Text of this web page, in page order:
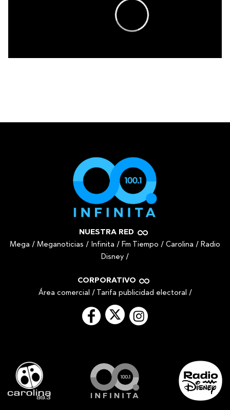
NUESTRA RED
Mega / Meganoticias / Infinita / Fm Tiempo / Carolina / Radio
Disney /
CORPORATIVO
Área comercial / Tarifa publicidad electoral /